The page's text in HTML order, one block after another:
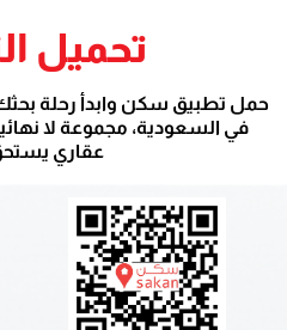
تحميل
حمل تطبيق سكن وابدأ رحلة
في السعودية، مجموعة لا
عقاري